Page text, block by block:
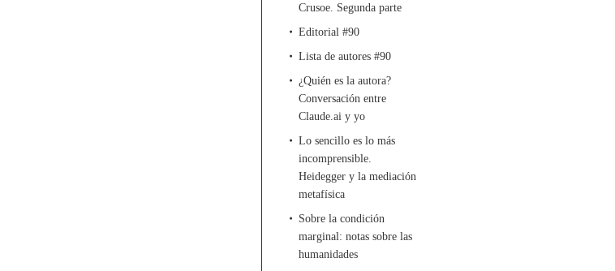
Crusoe. Segunda parte
Editorial #90
Lista de autores #90
¿Quién es la autora?
Conversación entre
Claude.ai y yo
Lo sencillo es lo más
incomprensible.
Heidegger y la mediación
metafísica
Sobre la condición
marginal: notas sobre las
humanidades